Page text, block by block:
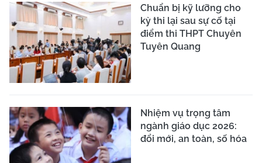
Chuẩn bị kỹ lưỡng cho
kỳ thi lại sau sự cố tại
điểm thi THPT Chuyên
Tuyên Quang
Nhiệm vụ trọng tâm
ngành giáo dục 2026:
đổi mới, an toàn, số hóa